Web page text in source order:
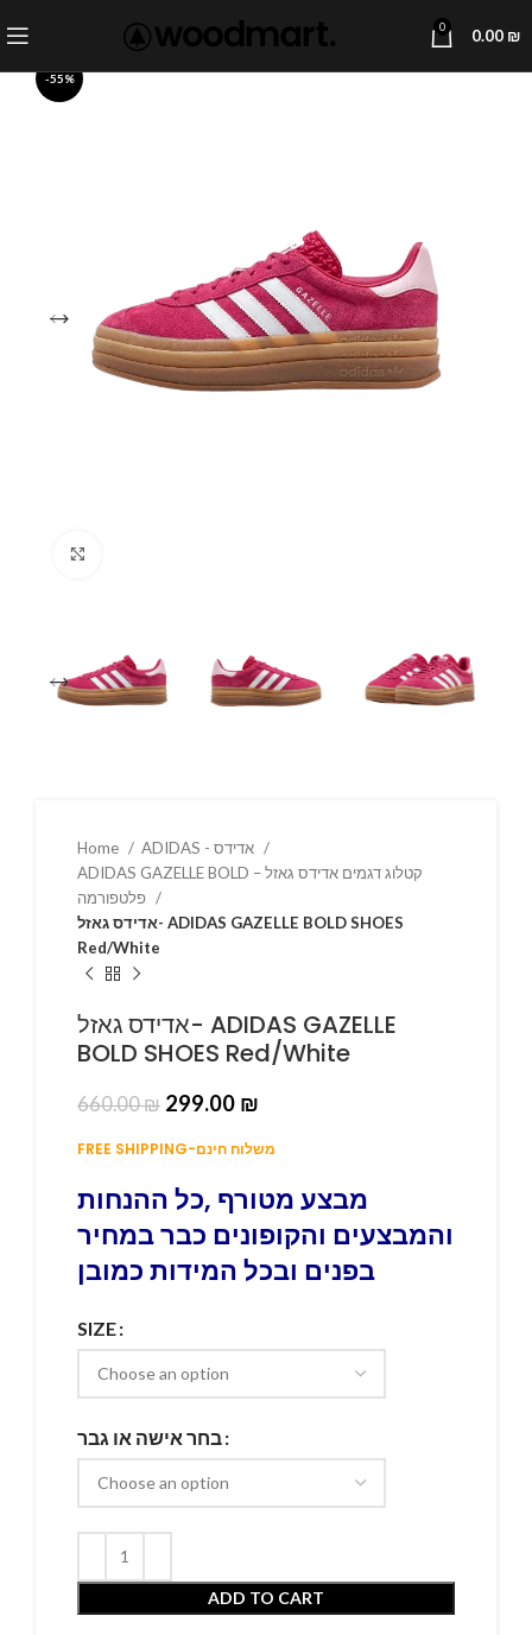
0 0.00 ₪
-55%
Home
ADIDAS GAZELLE BOLD – קטלוג דגמים אדידס גאזל
אדידס גאזל- ADIDAS GAZELLE BOLD SHOES
Red/White
אדידס גאזל- ADIDAS GAZELLE
BOLD SHOES Red/White
660.00₪ 299.00 ₪
FREE SHIPPING-משלוח חינם
מבצע מטורף ,כל ההנחות
והמבצעים והקופונים כבר במחיר
בפנים ובכל המידות כמובן
SIZE
בחר אישה או גבר
ADD TO CART